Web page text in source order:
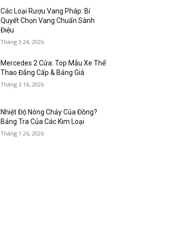
Các Loại Rượu Vang Pháp: Bí
Quyết Chọn Vang Chuẩn Sành
Điệu
Tháng 3 24, 2026
Mercedes 2 Cửa: Top Mẫu Xe Thể
Thao Đẳng Cấp & Bảng Giá
Tháng 3 16, 2026
Nhiệt Độ Nóng Chảy Của Đồng?
Bảng Tra Của Các Kim Loại
Tháng 1 26, 2026